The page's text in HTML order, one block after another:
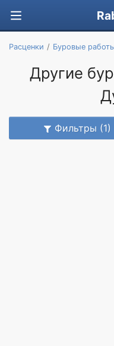
Расценки Буровые
Другие
Фильтры (1)